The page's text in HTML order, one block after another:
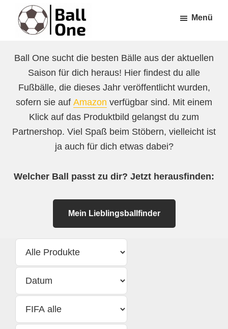
Inhalt
springen
Fußzeile
springen
One
Fußball!
Menü
Ball One sucht die besten Bälle aus der aktuellen
Saison für dich heraus! Hier findest du alle
Fußbälle, die dieses Jahr veröffentlicht wurden,
sofern sie auf Amazon verfügbar sind. Mit einem
Klick auf das Produktbild gelangst du zum
Partnershop. Viel Spaß beim Stöbern, vielleicht ist
ja auch für dich etwas dabei?
Welcher Ball passt zu dir? Jetzt herausfinden:
Mein Lieblingsballfinder